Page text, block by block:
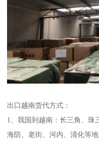
出口越南货代方式：
1、我国到越南：长三角、
海防、老街、河内、清化等地